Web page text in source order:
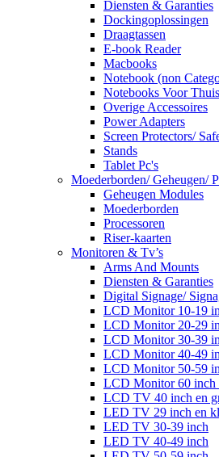
Diensten & Garanties
Dockingoplossingen
Draagtassen
E-book Reader
Macbooks
Notebook (non
Notebooks Voor
Overige Accessoires
Power Adapters
Screen Protectors/
Stands
Tablet Pc's
Moederborden/ Geheugen/
Geheugen Modules
Moederborden
Processoren
Riser-kaarten
Monitoren & Tv’s
Arms And Mounts
Diensten & Garanties
Digital Signage/
LCD Monitor 10-19
LCD Monitor 20-29
LCD Monitor 30-39
LCD Monitor 40-49
LCD Monitor 50-59
LCD Monitor 60 inch
LCD TV 40 inch en
LED TV 29 inch en
LED TV 30-39 inch
LED TV 40-49 inch